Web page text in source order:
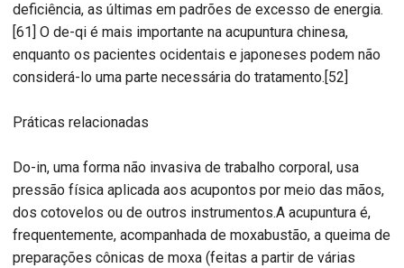
deficiência, as últimas em padrões de excesso de energia.
[61] O de-qi é mais importante na acupuntura chinesa,
enquanto os pacientes ocidentais e japoneses podem não
considerá-lo uma parte necessária do tratamento.[52]
Práticas relacionadas
Do-in, uma forma não invasiva de trabalho corporal, usa
pressão física aplicada aos acupontos por meio das mãos,
dos cotovelos ou de outros instrumentos.A acupuntura é,
frequentemente, acompanhada de moxabustão, a queima de
preparações cônicas de moxa (feitas a partir de várias